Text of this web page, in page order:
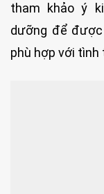
tham khảo ý
dưỡng để
phù hợp với tình